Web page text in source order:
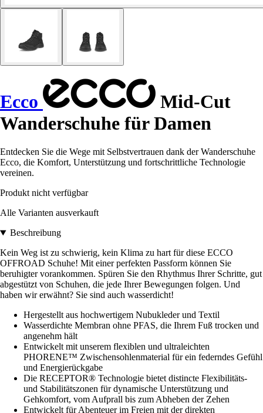
Ecco
Mid-Cut
Wanderschuhe für Damen
Entdecken Sie die Wege mit Selbstvertrauen dank der Wanderschuhe
Ecco, die Komfort, Unterstützung und fortschrittliche Technologie
vereinen.
Produkt nicht verfügbar
Alle Varianten ausverkauft
Beschreibung
Kein Weg ist zu schwierig, kein Klima zu hart für diese ECCO
OFFROAD Schuhe! Mit einer perfekten Passform können Sie
beruhigter vorankommen. Spüren Sie den Rhythmus Ihrer Schritte, gut
abgestützt von Schuhen, die jede Ihrer Bewegungen folgen. Und
haben wir erwähnt? Sie sind auch wasserdicht!
Hergestellt aus hochwertigem Nubukleder und Textil
Wasserdichte Membran ohne PFAS, die Ihrem Fuß trocken und
angenehm hält
Entwickelt mit unserem flexiblen und ultraleichten
PHORENE™ Zwischensohlenmaterial für ein federndes Gefühl
und Energierückgabe
Die RECEPTOR® Technologie bietet distincte Flexibilitäts-
und Stabilitätszonen für dynamische Unterstützung und
Gehkomfort, vom Aufprall bis zum Abheben der Zehen
Entwickelt für Abenteuer im Freien mit der direkten